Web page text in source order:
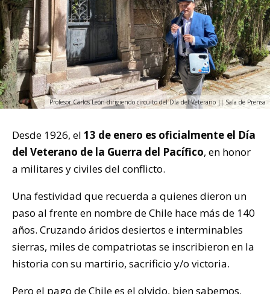
Profesor Carlos León dirigiendo circuito del Día del Veterano || Sala de Prensa
Desde 1926, el 13 de enero es oficialmente el Día
del Veterano de la Guerra del Pacífico, en honor
a militares y civiles del conflicto.
Una festividad que recuerda a quienes dieron un
paso al frente en nombre de Chile hace más de 140
años. Cruzando áridos desiertos e interminables
sierras, miles de compatriotas se inscribieron en la
historia con su martirio, sacrificio y/o victoria.
Pero el pago de Chile es el olvido, bien sabemos.